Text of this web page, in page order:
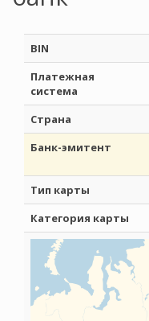
BIN
Платежная
система
Страна
Банк-эмитент
Тип карты
Категория карты